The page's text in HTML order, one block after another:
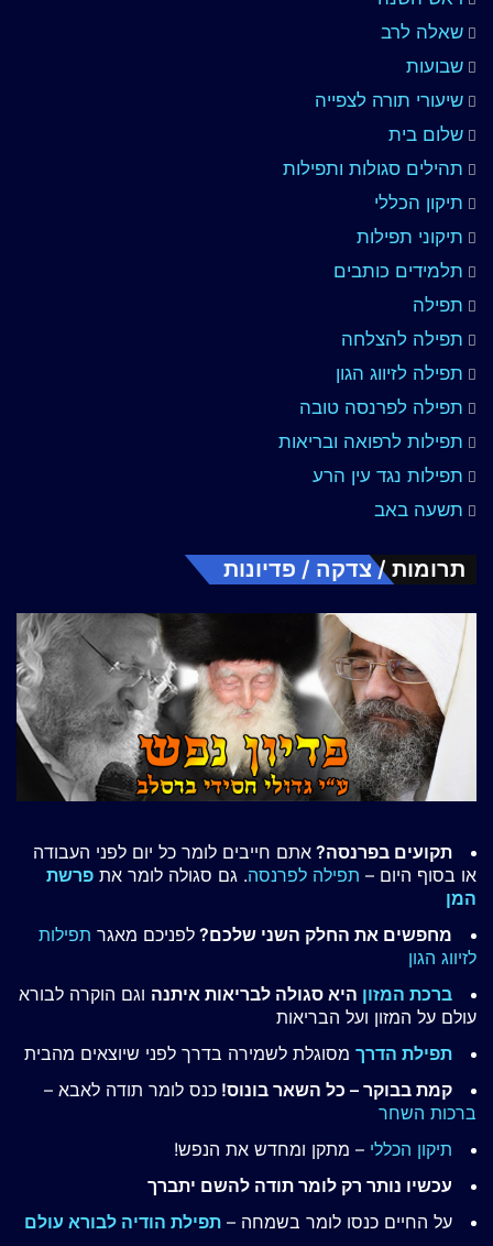
שאלה לרב
שבועות
שיעורי תורה לצפייה
שלום בית
תהילים סגולות ותפילות
תיקון הכללי
תיקוני תפילות
תלמידים כותבים
תפילה
תפילה להצלחה
תפילה לזיווג הגון
תפילה לפרנסה טובה
תפילות לרפואה ובריאות
תפילות נגד עין הרע
תשעה באב
תרומות / צדקה / פדיונות
תקועים בפרנסה? אתם חייבים לומר כל יום לפני העבודה
או בסוף היום – תפילה לפרנסה. גם סגולה לומר את פרשת
המן
מחפשים את החלק השני שלכם? לפניכם מאגר תפילות
לזיווג הגון
ברכת המזון היא סגולה לבריאות איתנה וגם הוקרה לבורא
עולם על המזון ועל הבריאות
תפילת הדרך מסוגלת לשמירה בדרך לפני שיוצאים מהבית
קמת בבוקר – כל השאר בונוס! כנס לומר תודה לאבא –
ברכות השחר
תיקון הכללי – מתקן ומחדש את הנפש!
עכשיו נותר רק לומר תודה להשם יתברך
על החיים כנסו לומר בשמחה – תפילת הודיה לבורא עולם